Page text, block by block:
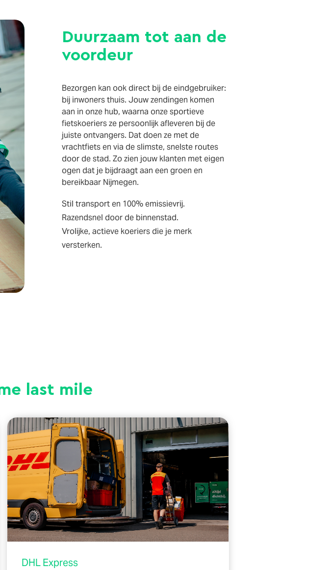
Duurzaam tot aan de
voordeur
Bezorgen kan ook direct bij de eindgebruiker:
bij inwoners thuis. Jouw zendingen komen
aan in onze hub, waarna onze sportieve
fietskoeriers ze persoonlijk afleveren bij de
juiste ontvangers. Dat doen ze met de
vrachtfiets en via de slimste, snelste routes
door de stad. Zo zien jouw klanten met eigen
ogen dat je bijdraagt aan een groen en
bereikbaar Nijmegen.
Stil transport en 100% emissievrij.
Razendsnel door de binnenstad.
Vrolijke, actieve koeriers die je merk
versterken.
last mile
DHL Express